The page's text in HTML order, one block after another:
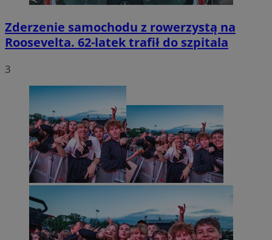
Zderzenie samochodu z rowerzystą na
Roosevelta. 62-latek trafił do szpitala
3